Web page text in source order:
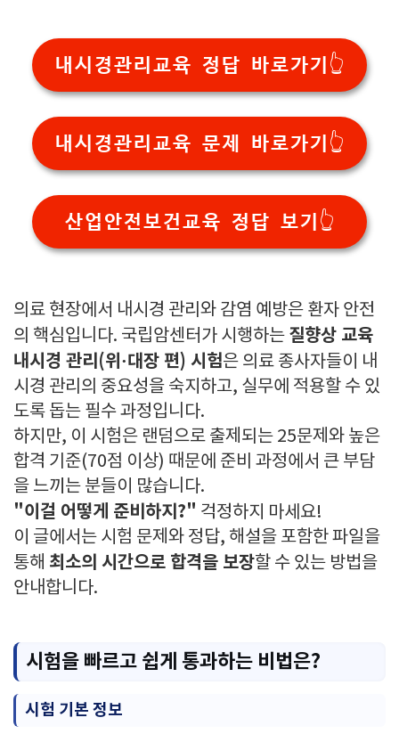
내시경관리교육 정답 바로가기👆
내시경관리교육 문제 바로가기👆
산업안전보건교육 정답 보기👆
의료 현장에서 내시경 관리와 감염 예방은 환자 안전
의 핵심입니다. 국립암센터가 시행하는 질향상 교육
내시경 관리(위·대장 편) 시험은 의료 종사자들이 내
시경 관리의 중요성을 숙지하고, 실무에 적용할 수 있
도록 돕는 필수 과정입니다.
하지만, 이 시험은 랜덤으로 출제되는 25문제와 높은
합격 기준(70점 이상) 때문에 준비 과정에서 큰 부담
을 느끼는 분들이 많습니다.
"이걸 어떻게 준비하지?" 걱정하지 마세요!
이 글에서는 시험 문제와 정답, 해설을 포함한 파일을
통해 최소의 시간으로 합격을 보장할 수 있는 방법을
안내합니다.
시험을 빠르고 쉽게 통과하는 비법은?
시험 기본 정보